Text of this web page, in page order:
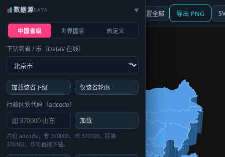
☰ 面板 地图 重置全部 导出 PNG
数据源DATA ▶
中国省级 世界国家 自定义
下钻到省 / 市（DataV 在线）
加载该省下级
仅该省轮廓
行政区划代码（adcode）
加载
六位 adcode，省 370000、市 370100、区县
370102，均可直接下钻。